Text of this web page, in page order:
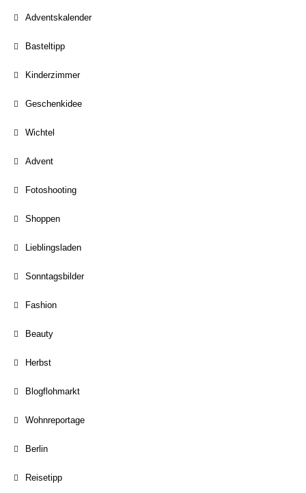
Adventskalender
Basteltipp
Kinderzimmer
Geschenkidee
Wichtel
Advent
Fotoshooting
Shoppen
Lieblingsladen
Sonntagsbilder
Fashion
Beauty
Herbst
Blogflohmarkt
Wohnreportage
Berlin
Reisetipp